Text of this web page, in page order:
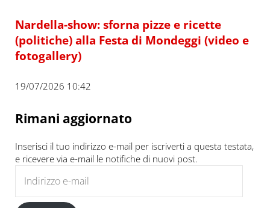
Nardella-show: sforna pizze e ricette
(politiche) alla Festa di Mondeggi (video e
fotogallery)
19/07/2026 10:42
Rimani aggiornato
Inserisci il tuo indirizzo e-mail per iscriverti a questa testata,
e ricevere via e-mail le notifiche di nuovi post.